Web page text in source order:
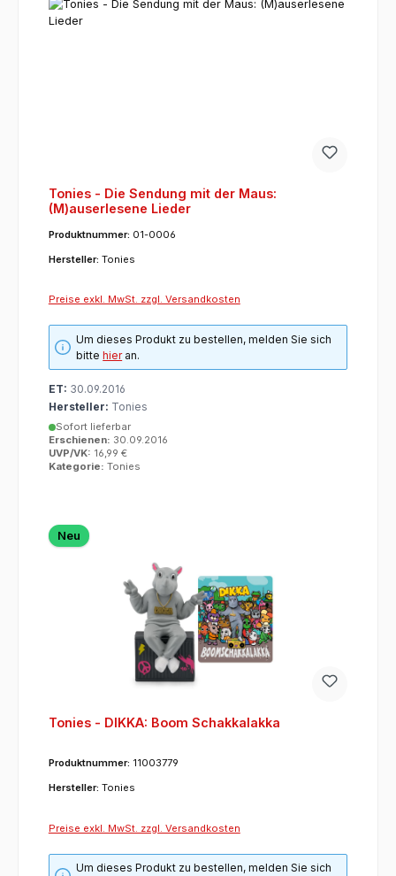
Tonies - Die Sendung mit der Maus:
(M)auserlesene Lieder
Produktnummer: 01-0006
Hersteller: Tonies
Preise exkl. MwSt. zzgl. Versandkosten
Um dieses Produkt zu bestellen, melden Sie sich
bittehieran.
ET: 30.09.2016
Hersteller: Tonies
Sofort lieferbar
Erschienen: 30.09.2016
UVP/VK: 16,99 €
Kategorie: Tonies
Neu
Tonies - DIKKA: Boom Schakkalakka
Produktnummer: 11003779
Hersteller: Tonies
Preise exkl. MwSt. zzgl. Versandkosten
Um dieses Produkt zu bestellen, melden Sie sich